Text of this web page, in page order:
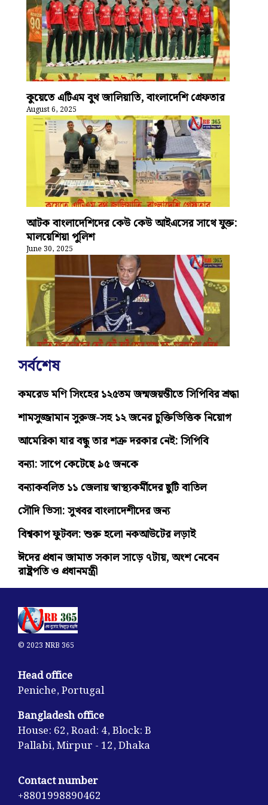
কুয়েতে এটিএম বুথ জালিয়াতি, বাংলাদেশি গ্রেফতার
August 6, 2025
আটক বাংলাদেশিদের কেউ কেউ আইএসের সাথে যুক্ত:
মালয়েশিয়া পুলিশ
June 30, 2025
সর্বশেষ
কমরেড মণি সিংহের ১২৫তম জন্মজয়ন্তীতে সিপিবির শ্রদ্ধা
শামসুজ্জামান সুরুজ-সহ ১২ জনের চুক্তিভিত্তিক নিয়োগ
আমেরিকা যার বন্ধু তার শত্রু দরকার নেই: সিপিবি
বন্যা: সাপে কেটেছে ৯৫ জনকে
বন্যাকবলিত ১১ জেলায় স্বাস্থ্যকর্মীদের ছুটি বাতিল
সৌদি ভিসা: সুখবর বাংলাদেশীদের জন্য
বিশ্বকাপ ফুটবল: শুরু হলো নকআউটের লড়াই
ঈদের প্রধান জামাত সকাল সাড়ে ৭টায়, অংশ নেবেন
রাষ্ট্রপতি ও প্রধানমন্ত্রী
© 2023 NRB 365
Head office
Peniche, Portugal
Bangladesh office
House: 62, Road: 4, Block: B
Pallabi, Mirpur - 12, Dhaka
Contact number
+8801998890462